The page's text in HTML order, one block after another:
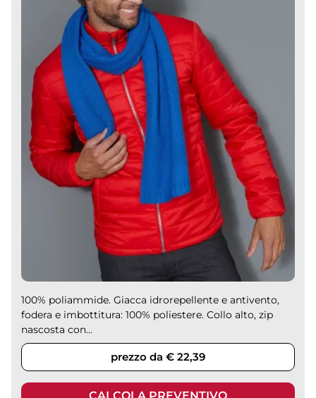
100% poliammide. Giacca idrorepellente e antivento,
fodera e imbottitura: 100% poliestere. Collo alto, zip
nascosta con...
prezzo da € 22,39